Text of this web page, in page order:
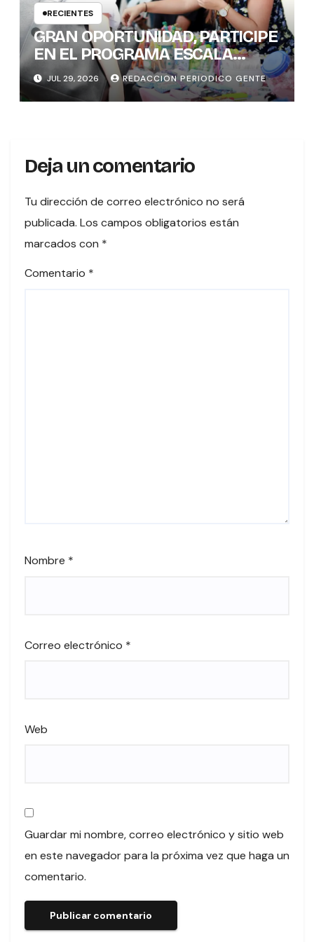
RECIENTES
GRAN OPORTUNIDAD, PARTICIPE
EN EL PROGRAMA ESCALA
PYME SOSTENIBLE
JUL 29, 2026 REDACCION PERIODICO GENTE
Deja un comentario
Tu dirección de correo electrónico no será
publicada. Los campos obligatorios están
marcados con *
Comentario *
Nombre *
Correo electrónico *
Web
Guardar mi nombre, correo electrónico y sitio web
en este navegador para la próxima vez que haga un
comentario.